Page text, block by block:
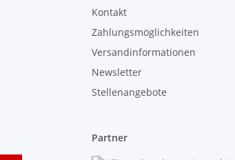
Kontakt
Zahlungsmöglichkeiten
Versandinformationen
Newsletter
Stellenangebote
Partner